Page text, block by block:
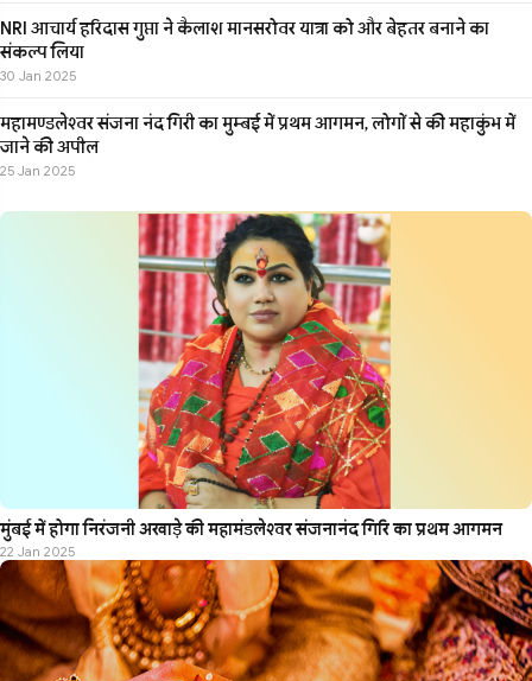
NRI आचार्य हरिदास गुप्ता ने कैलाश मानसरोवर यात्रा को और बेहतर बनाने का
संकल्प लिया
30 Jan 2025
महामण्डलेश्वर संजना नंद गिरी का मुम्बई में प्रथम आगमन, लोगों से की महाकुंभ में
जाने की अपील
25 Jan 2025
मुंबई में होगा निरंजनी अखाड़े की महामंडलेश्वर संजनानंद गिरि का प्रथम आगमन
22 Jan 2025